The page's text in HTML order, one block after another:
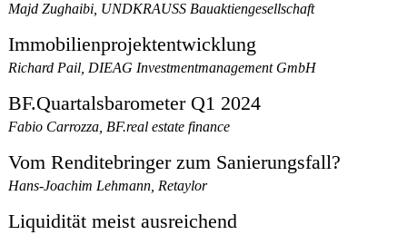
Majd Zughaibi, UNDKRAUSS Bauaktiengesellschaft
Immobilienprojektentwicklung
Richard Pail, DIEAG Investmentmanagement GmbH
BF.Quartalsbarometer Q1 2024
Fabio Carrozza, BF.real estate finance
Vom Renditebringer zum Sanierungsfall?
Hans-Joachim Lehmann, Retaylor
Liquidität meist ausreichend